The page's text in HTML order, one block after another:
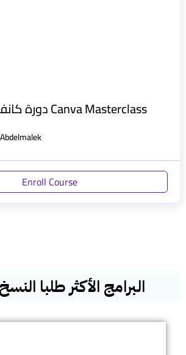
دورة كانفا ماستر كلاس Canva Masterclass
Enroll Course
البرامج الأكثر طلبا